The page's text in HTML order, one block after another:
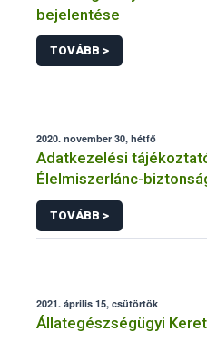
bejelentése
TOVÁBB >
2020. november 30, hétfő
Adatkezelési
Élelmiszerlánc-
Rendszerben
témakörben
adatkezeléséhez
TOVÁBB >
2021. április 15, csütörtök
Állategészségügyi